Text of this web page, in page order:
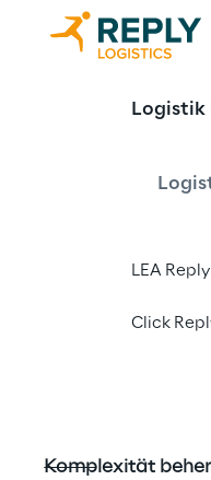
LEA Reply
Click
Die
Komplexität